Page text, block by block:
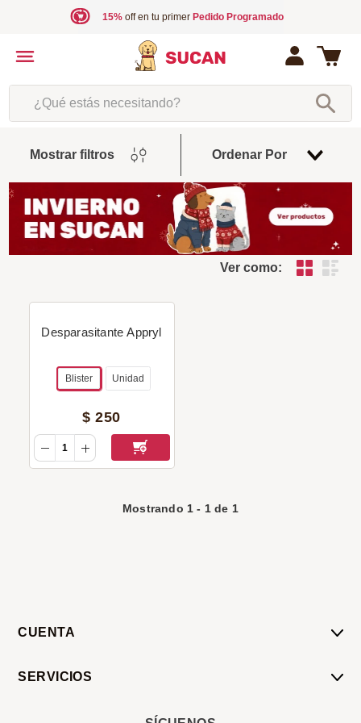
15%off en tu primer Pedido Programado
¿Qué estás necesitando?
Mostrar filtros Ordenar Por
De
Ver como:
Desparasitante Appryl
Blister Unidad
$ 250
Mostrando 1 - 1 de 1
CUENTA
SERVICIOS